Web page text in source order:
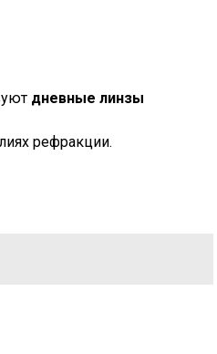
дневные линзы
рефракции.